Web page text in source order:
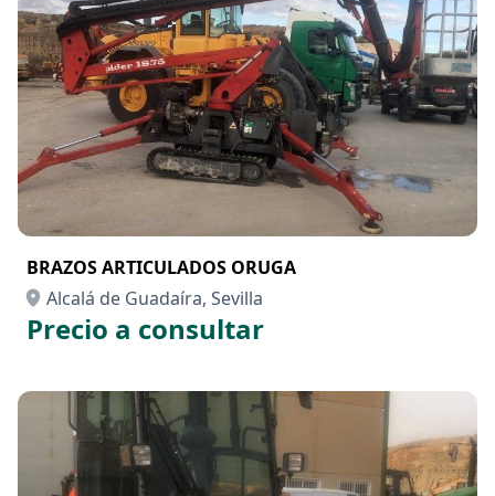
BRAZOS ARTICULADOS ORUGA
Alcalá de Guadaíra, Sevilla
Precio a consultar